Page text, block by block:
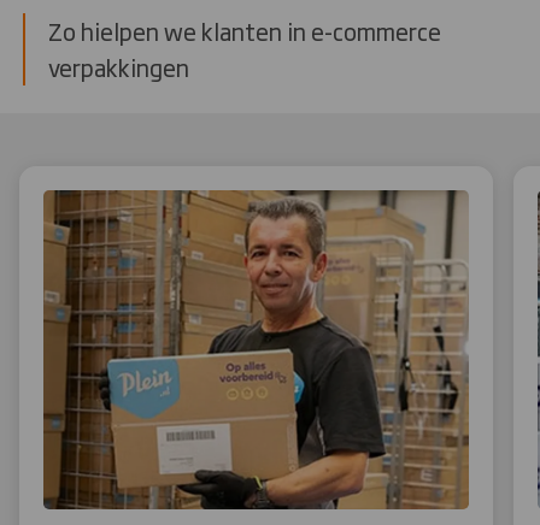
Zo hielpen we klanten in e-commerce
verpakkingen